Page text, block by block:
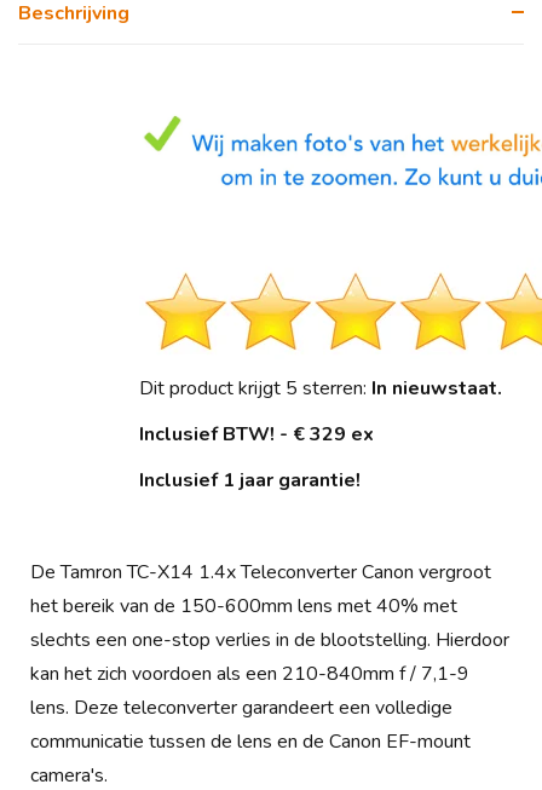
Beschrijving
Dit product krijgt 5 sterren: In nieuwstaat.
Inclusief BTW! - € 329 ex
Inclusief 1 jaar garantie!
De Tamron TC-X14 1.4x Teleconverter Canon vergroot
het bereik van de 150-600mm lens met 40% met
slechts een one-stop verlies in de blootstelling. Hierdoor
kan het zich voordoen als een 210-840mm f / 7,1-9
lens. Deze teleconverter garandeert een volledige
communicatie tussen de lens en de Canon EF-mount
camera's.